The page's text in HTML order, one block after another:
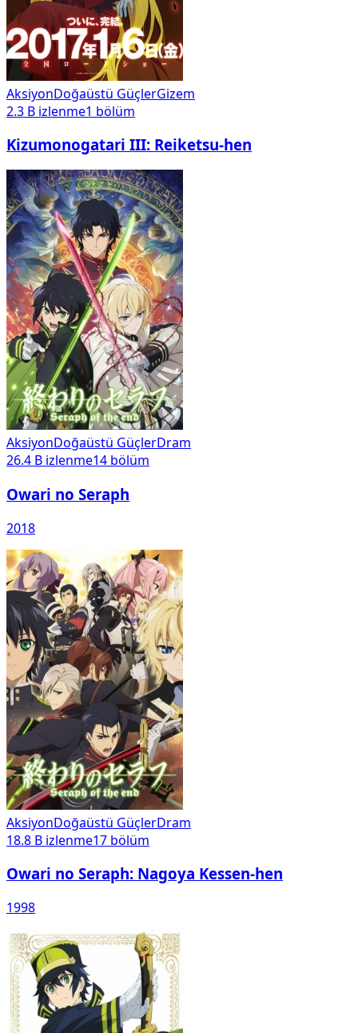
AksiyonDoğaüstü GüçlerGizem
2.3 B izlenme1 bölüm
Kizumonogatari III: Reiketsu-hen
AksiyonDoğaüstü GüçlerDram
26.4 B izlenme14 bölüm
Owari no Seraph
2018
AksiyonDoğaüstü GüçlerDram
18.8 B izlenme17 bölüm
Owari no Seraph: Nagoya Kessen-hen
1998